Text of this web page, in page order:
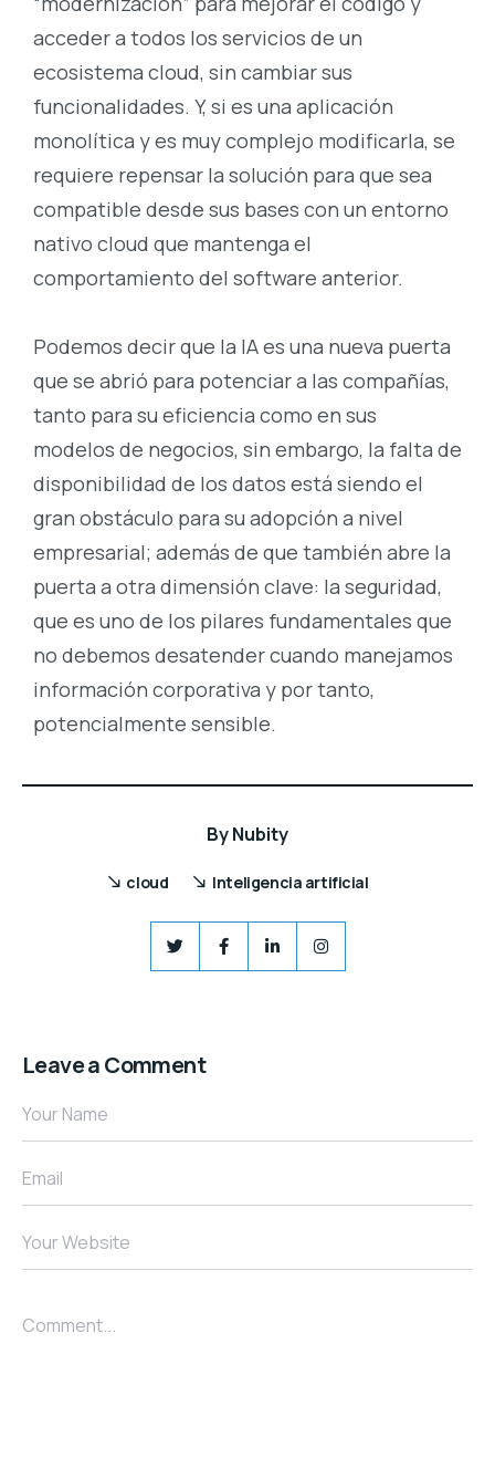
acceder a todos los servicios de un
ecosistema cloud, sin cambiar sus
funcionalidades. Y, si es una aplicación
monolítica y es muy complejo modificarla, se
requiere repensar la solución para que sea
compatible desde sus bases con un entorno
nativo cloud que mantenga el
comportamiento del software anterior.
Podemos decir que la IA es una nueva puerta
que se abrió para potenciar a las compañías,
tanto para su eficiencia como en sus
modelos de negocios, sin embargo, la falta de
disponibilidad de los datos está siendo el
gran obstáculo para su adopción a nivel
empresarial; además de que también abre la
puerta a otra dimensión clave: la seguridad,
que es uno de los pilares fundamentales que
no debemos desatender cuando manejamos
información corporativa y por tanto,
potencialmente sensible.
ByNubity
cloud Inteligencia artificial
Leave a Comment
Your Name
Email
Your Website
Comment...